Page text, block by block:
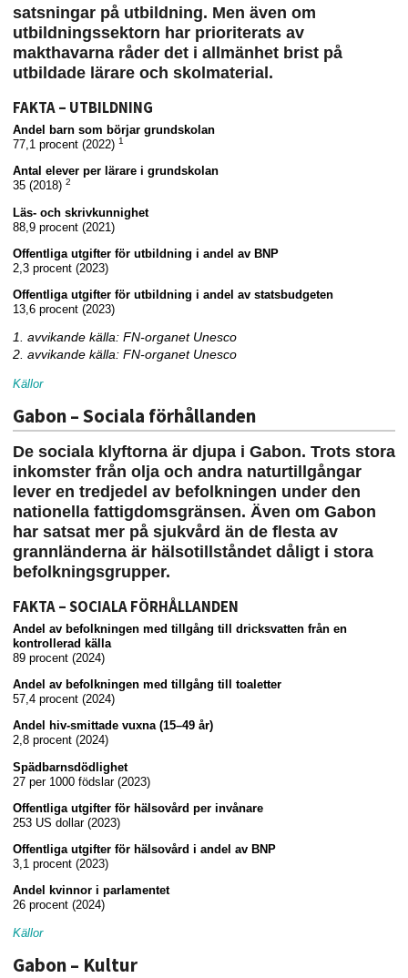
satsningar på utbildning. Men även om
utbildningssektorn har prioriterats av
makthavarna råder det i allmänhet brist på
utbildade lärare och skolmaterial.
FAKTA – UTBILDNING
Andel barn som börjar grundskolan
77,1 procent (2022) 1
Antal elever per lärare i grundskolan
35 (2018) 2
Läs- och skrivkunnighet
88,9 procent (2021)
Offentliga utgifter för utbildning i andel av BNP
2,3 procent (2023)
Offentliga utgifter för utbildning i andel av statsbudgeten
13,6 procent (2023)
1. avvikande källa: FN-organet Unesco
2. avvikande källa: FN-organet Unesco
Källor
Gabon – Sociala förhållanden
De sociala klyftorna är djupa i Gabon. Trots stora
inkomster från olja och andra naturtillgångar
lever en tredjedel av befolkningen under den
nationella fattigdomsgränsen. Även om Gabon
har satsat mer på sjukvård än de flesta av
grannländerna är hälsotillståndet dåligt i stora
befolkningsgrupper.
FAKTA – SOCIALA FÖRHÅLLANDEN
Andel av befolkningen med tillgång till dricksvatten från en
kontrollerad källa
89 procent (2024)
Andel av befolkningen med tillgång till toaletter
57,4 procent (2024)
Andel hiv-smittade vuxna (15–49 år)
2,8 procent (2024)
Spädbarnsdödlighet
27 per 1000 födslar (2023)
Offentliga utgifter för hälsovård per invånare
253 US dollar (2023)
Offentliga utgifter för hälsovård i andel av BNP
3,1 procent (2023)
Andel kvinnor i parlamentet
26 procent (2024)
Källor
Gabon – Kultur